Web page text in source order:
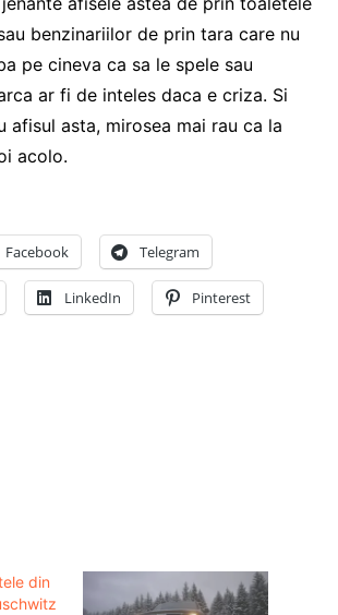
benzinariilor de prin tara care nu
pe cineva ca sa le spele sau
ar fi de inteles daca e criza. Si
afisul asta, mirosea mai rau ca la
acolo.
Facebook Telegram
LinkedIn Pinterest
din